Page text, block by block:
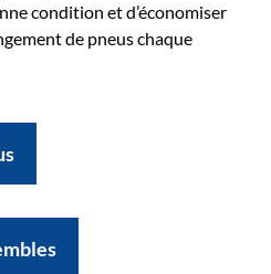
condition et d’économiser
de pneus chaque